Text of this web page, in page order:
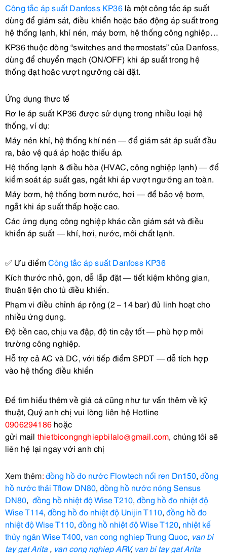
Công tắc áp suất Danfoss KP36là một công tắc áp suất
dùng để giám sát, điều khiển hoặc báo động áp suất trong
hệ thống lạnh, khí nén, máy bơm, hệ thống công nghiệp…
KP36 thuộc dòng “switches and thermostats” của Danfoss,
dùng để chuyển mạch (ON/OFF) khi áp suất trong hệ
thống đạt hoặc vượt ngưỡng cài đặt.
Ứng dụng thực tế
Rơ le áp suất KP36 được sử dụng trong nhiều loại hệ
thống, ví dụ:
Máy nén khí, hệ thống khí nén — để giám sát áp suất đầu
ra, bảo vệ quá áp hoặc thiếu áp.
Hệ thống lạnh & điều hòa (HVAC, công nghiệp lạnh) — để
kiểm soát áp suất gas, ngắt khi áp vượt ngưỡng an toàn.
Máy bơm, hệ thống bơm nước, hơi — để bảo vệ bơm,
ngắt khi áp suất thấp hoặc cao.
Các ứng dụng công nghiệp khác cần giám sát và điều
khiển áp suất — khí, hơi, nước, môi chất lạnh.
✅ Ưu điểmCông tắc áp suất Danfoss KP36
Kích thước nhỏ, gọn, dễ lắp đặt — tiết kiệm không gian,
thuận tiện cho tủ điều khiển.
Phạm vi điều chỉnh áp rộng (2 – 14 bar) đủ linh hoạt cho
nhiều ứng dụng.
Độ bền cao, chịu va đập, độ tin cậy tốt — phù hợp môi
trường công nghiệp.
Hỗ trợ cả AC và DC, với tiếp điểm SPDT — dễ tích hợp
vào hệ thống điều khiển
Để tìm hiểu thêm về giá cả cũng như tư vấn thêm về kỹ
thuật, Quý anh chị vui lòng liên hệ Hotline
0906294186 hoặc
gửi mail thietbicongnghiepbilalo@gmail.com, chúng tôi sẽ
liên hệ lại ngay với anh chị
Xem thêm:đồng hồ đo nước Flowtech nối ren Dn150,đồng
hồ nước thải Tflow DN80, đồng hồ nước nóng Sensus
DN80, đồng hồ nhiệt độ Wise T210, đồng hồ đo nhiệt độ
Wise T114, đồng hồ đo nhiệt độ Unijin T110, đồng hồ đo
nhiệt độ Wise T110, đồng hồ nhiệt độ Wise T120, nhiệt kế
thủy ngân Wise T400, van cong nghiep Trung Quoc, van bi
tay gạt Arita , van cong nghiep ARV, van bi tay gat Arita